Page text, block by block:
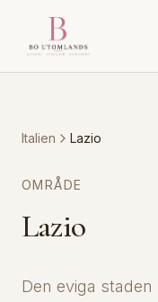
Italien Lazio
OMRÅDE
Lazio
Den eviga